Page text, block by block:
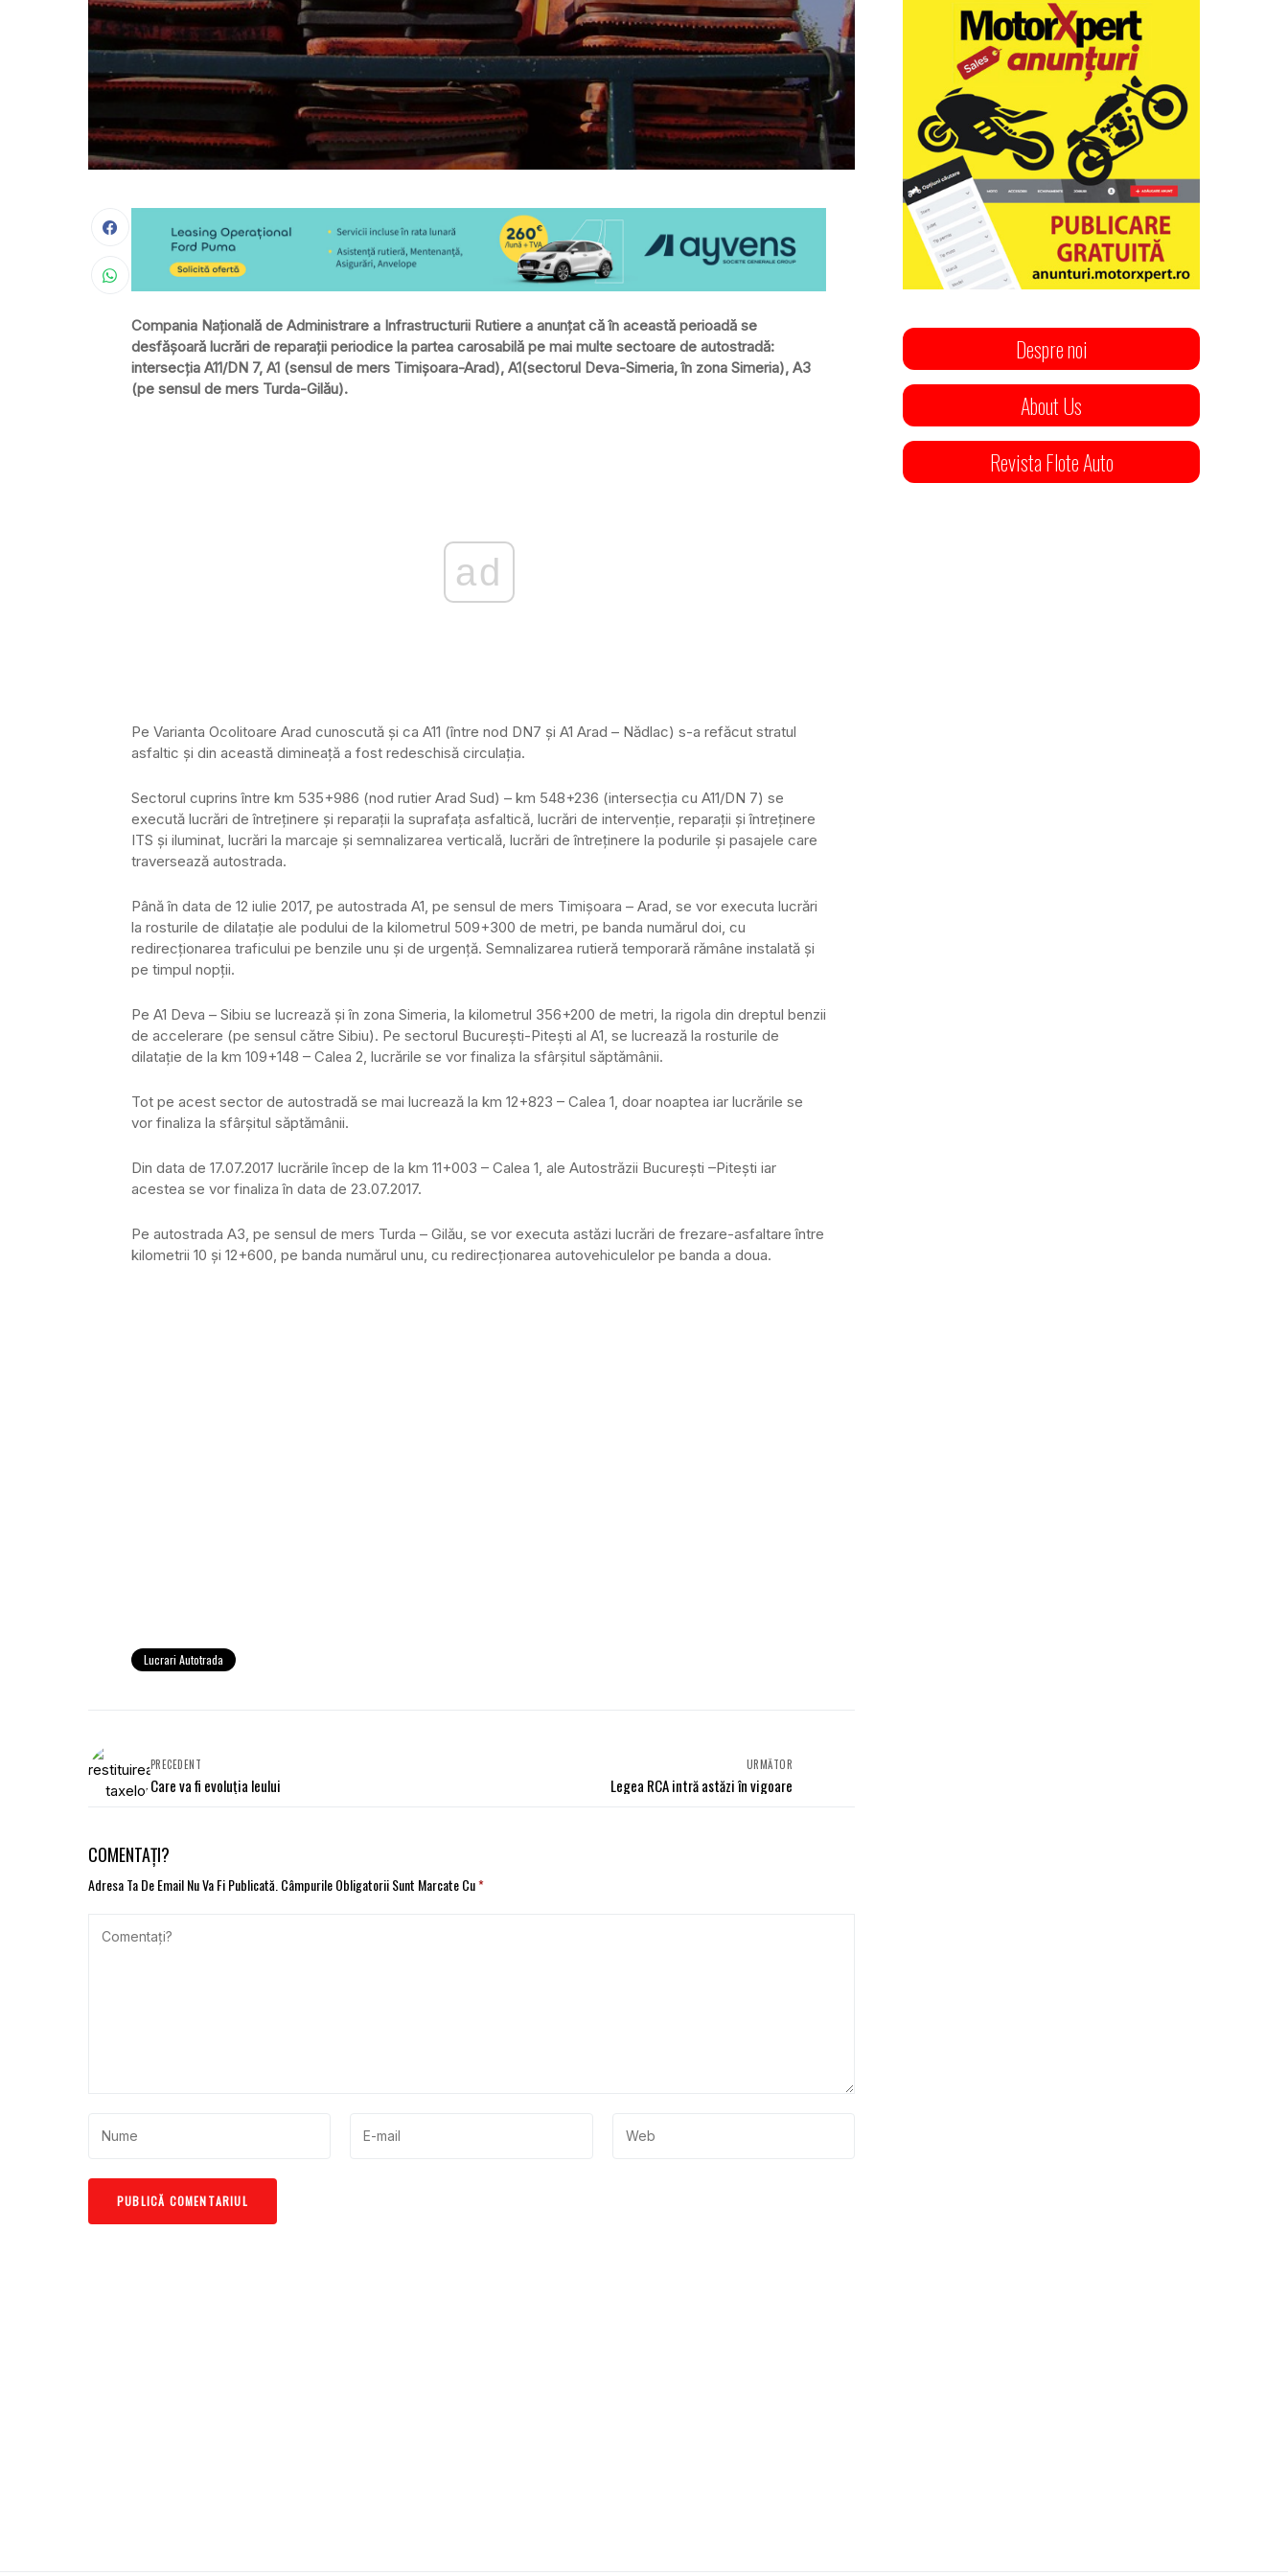
Compania Naţională de Administrare a Infrastructurii Rutiere a anunţat că în această perioadă se
desfăşoară lucrări de reparaţii periodice la partea carosabilă pe mai multe sectoare de autostradă:
intersecţia A11/DN 7, A1 (sensul de mers Timişoara-Arad), A1(sectorul Deva-Simeria, în zona Simeria), A3
(pe sensul de mers Turda-Gilău).
ad
Pe Varianta Ocolitoare Arad cunoscută şi ca A11 (între nod DN7 şi A1 Arad – Nădlac) s-a refăcut stratul
asfaltic şi din această dimineaţă a fost redeschisă circulaţia.
Sectorul cuprins între km 535+986 (nod rutier Arad Sud) – km 548+236 (intersecţia cu A11/DN 7) se
execută lucrări de întreţinere şi reparaţii la suprafaţa asfaltică, lucrări de intervenţie, reparaţii şi întreţinere
ITS şi iluminat, lucrări la marcaje şi semnalizarea verticală, lucrări de întreţinere la podurile şi pasajele care
traversează autostrada.
Până în data de 12 iulie 2017, pe autostrada A1, pe sensul de mers Timişoara – Arad, se vor executa lucrări
la rosturile de dilataţie ale podului de la kilometrul 509+300 de metri, pe banda numărul doi, cu
redirecţionarea traficului pe benzile unu şi de urgenţă. Semnalizarea rutieră temporară rămâne instalată şi
pe timpul nopţii.
Pe A1 Deva – Sibiu se lucrează și în zona Simeria, la kilometrul 356+200 de metri, la rigola din dreptul benzii
de accelerare (pe sensul către Sibiu). Pe sectorul Bucureşti-Piteşti al A1, se lucrează la rosturile de
dilataţie de la km 109+148 – Calea 2, lucrările se vor finaliza la sfârşitul săptămânii.
Tot pe acest sector de autostradă se mai lucrează la km 12+823 – Calea 1, doar noaptea iar lucrările se
vor finaliza la sfârşitul săptămânii.
Din data de 17.07.2017 lucrările încep de la km 11+003 – Calea 1, ale Autostrăzii Bucureşti –Piteşti iar
acestea se vor finaliza în data de 23.07.2017.
Pe autostrada A3, pe sensul de mers Turda – Gilău, se vor executa astăzi lucrări de frezare-asfaltare între
kilometrii 10 şi 12+600, pe banda numărul unu, cu redirecţionarea autovehiculelor pe banda a doua.
Lucrari Autotrada
PRECEDENT
Care va fi evoluţia leului
URMĂTOR
Legea RCA intră astăzi în vigoare
COMENTAȚI?
Adresa Ta De Email Nu Va Fi Publicată. Câmpurile Obligatorii Sunt Marcate Cu*
Despre noi
About Us
Revista Flote Auto